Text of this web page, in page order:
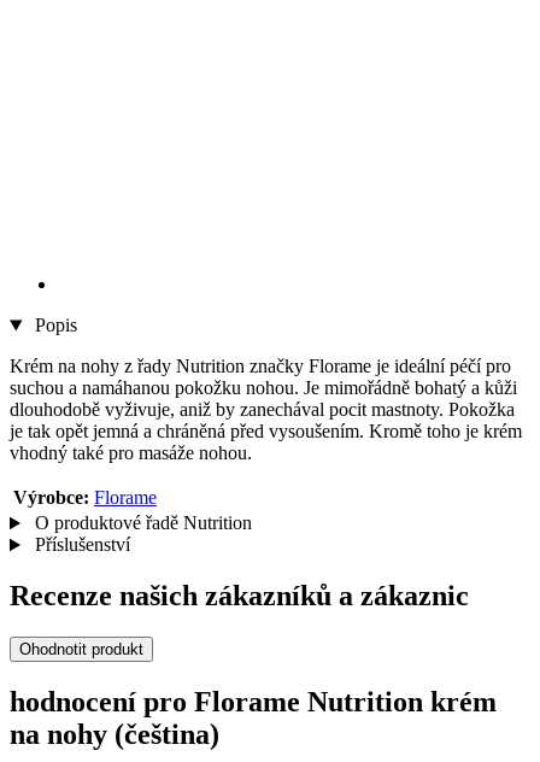
Popis
Krém na nohy z řady Nutrition značky Florame je ideální péčí pro
suchou a namáhanou pokožku nohou. Je mimořádně bohatý a kůži
dlouhodobě vyživuje, aniž by zanechával pocit mastnoty. Pokožka
je tak opět jemná a chráněná před vysoušením. Kromě toho je krém
vhodný také pro masáže nohou.
Výrobce: Florame
O produktové řadě Nutrition
Příslušenství
Recenze našich zákazníků a zákaznic
Ohodnotit produkt
hodnocení pro Florame Nutrition krém
na nohy (čeština)